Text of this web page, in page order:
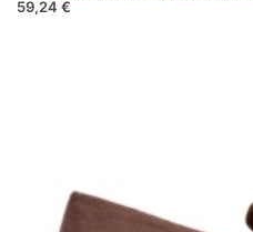
59,24 €